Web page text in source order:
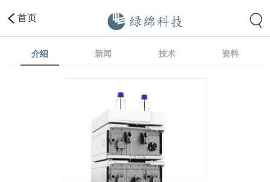
首页
介绍 新闻 技术 资料